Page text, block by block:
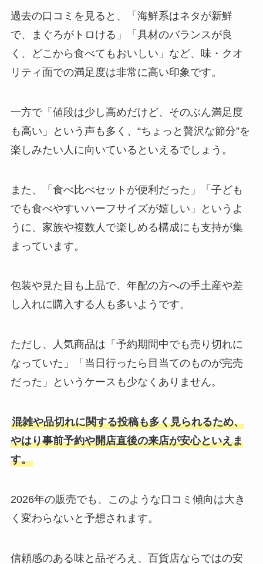
過去の口コミを見ると、「海鮮系はネタが新鮮
で、まぐろがトロける」「具材のバランスが良
く、どこから食べてもおいしい」など、味・クオ
リティ面での満足度は非常に高い印象です。
一方で「値段は少し高めだけど、そのぶん満足度
も高い」という声も多く、“ちょっと贅沢な節分”を
楽しみたい人に向いているといえるでしょう。
また、「食べ比べセットが便利だった」「子ども
でも食べやすいハーフサイズが嬉しい」というよ
うに、家族や複数人で楽しめる構成にも支持が集
まっています。
包装や見た目も上品で、年配の方への手土産や差
し入れに購入する人も多いようです。
ただし、人気商品は「予約期間中でも売り切れに
なっていた」「当日行ったら目当てのものが完売
だった」というケースも少なくありません。
混雑や品切れに関する投稿も多く見られるため、
やはり事前予約や開店直後の来店が安心といえま
す。
2026年の販売でも、このような口コミ傾向は大き
く変わらないと予想されます。
信頼感のある味と品ぞろえ、百貨店ならではの安